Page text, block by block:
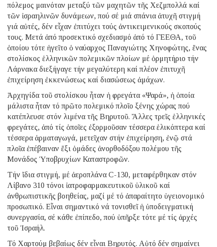
πόλεμος μαινόταν μεταξύ τῶν μαχητῶν τῆς Χεζμπολλά καί
τῶν ἰσραηλινῶν δυνάμεων, πού σέ μιά σπάνια ἀτυχῆ στιγμή
γιά αὐτές, δέν εἶχαν ἐπιτύχει τούς ἀντικειμενικούς σκοπούς
τους. Μετά ἀπό προσεκτικό σχεδιασμό ἀπό τό ΓΕΕΘΑ, τοῦ
ὁποίου τότε ἡγεῖτο ὁ ναύαρχος Παναγιώτης Χηνοφώτης, ἕνας
στολίσκος ἑλληνικῶν πολεμικῶν πλοίων μέ ὁρμητήριο τήν
Λάρνακα διεξήγαγε τήν μεγαλύτερη καί πλέον ἐπιτυχῆ
ἐπιχείρηση ἐκκενώσεως καί διασώσεως ἀμάχων.
Ἀρχηγίδα τοῦ στολίσκου ἦταν ἡ φρεγάτα «Ψαρά», ἡ ὁποία
μάλιστα ἦταν τό πρῶτο πολεμικό πλοῖο ξένης χώρας πού
κατέπλευσε στόν λιμένα τῆς Βηρυτοῦ. Ἄλλες τρεῖς ἑλληνικές
φρεγάτες, ἀπό τίς ὁποῖες ἐξορμοῦσαν τέσσερα ἑλικόπτερα καί
τέσσερα ἁρματαγωγά, μετεῖχαν στήν ἐπιχείρηση, ἐνῷ στά
πλοῖα ἐπέβαιναν ἕξι ὁμάδες ἀνορθοδόξου πολέμου τῆς
Μονάδος Ὑποβρυχίων Καταστροφῶν.
Τήν ἴδια στιγμή, μέ ἀεροπλάνα C-130, μεταφέρθηκαν στόν
Λίβανο 310 τόνοι ἰατροφαρμακευτικοῦ ὑλικοῦ καί
ἀνθρωπιστικῆς βοηθείας, μαζί μέ τό ἀπαραίτητο ὑγειονομικό
προσωπικό. Εἶναι σημαντικό νά τονισθεῖ ἡ ὑποδειγματική
συνεργασία, σέ κάθε ἐπίπεδο, πού ὑπῆρξε τότε μέ τίς ἀρχές
τοῦ Ἰσραήλ.
Τό Χαρτούμ βεβαίως δέν εἶναι Βηρυτός. Αὐτό δέν σημαίνει